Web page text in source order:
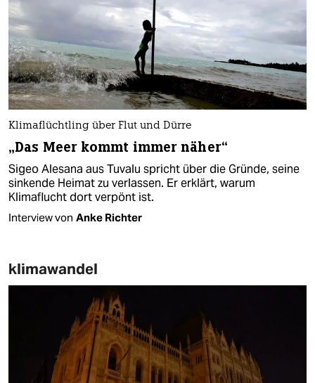
Klimaflüchtling über Flut und Dürre
„Das Meer kommt immer näher“
Sigeo Alesana aus Tuvalu spricht über die Gründe, seine
sinkende Heimat zu verlassen. Er erklärt, warum
Klimaflucht dort verpönt ist.
Interview von Anke Richter
klimawandel